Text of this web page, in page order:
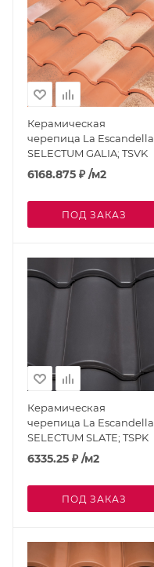
Керамическая
черепица La Escandella
SELECTUM GALIA; TSVK
6168.875 ₽ /м2
ПОД ЗАКАЗ
Керамическая
черепица La Escandella
SELECTUM SLATE; TSPK
6335.25 ₽ /м2
ПОД ЗАКАЗ